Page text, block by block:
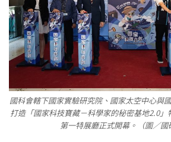
國科會轄下國家實驗研究院、國家太空中心與
打造「國家科技寶藏－科學家的秘密基地2.0
第一特展廳正式開幕。（圖／國